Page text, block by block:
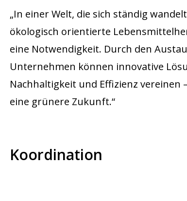
„In einer Welt, die sich ständig
ökologisch orientierte
eine Notwendigkeit. Durch den
Unternehmen können innovative
Nachhaltigkeit und Effizienz vereinen
eine grünere Zukunft.“
Koordination